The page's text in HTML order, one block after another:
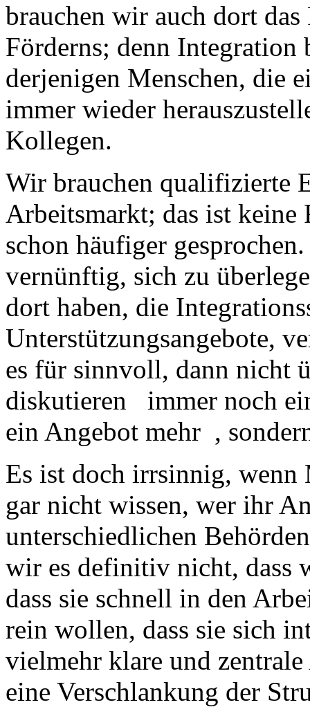
brauchen wir auch dort
Förderns; denn
derjenigen Menschen, die
immer wieder
Kollegen.
Wir brauchen qualifizierte
Arbeitsmarkt; das ist keine
schon häufiger
vernünftig, sich zu
dort haben, die
Unterstützungsangebote,
es für sinnvoll, dann nicht
diskutieren immer noch
ein Angebot mehr ,
Es ist doch irrsinnig, wenn
gar nicht wissen, wer ihr
unterschiedlichen
wir es definitiv nicht, dass
dass sie schnell in den
rein wollen, dass sie sich
vielmehr klare und
eine Verschlankung der